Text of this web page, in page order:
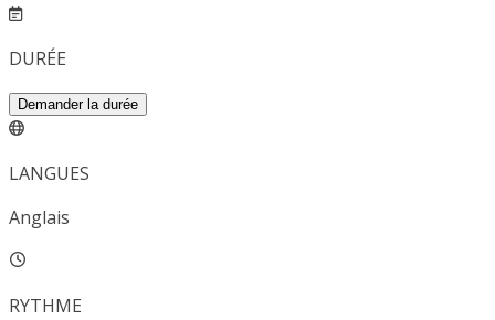
DURÉE
Demander la durée
LANGUES
Anglais
RYTHME